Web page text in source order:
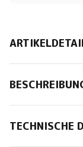
TECHNISCHE